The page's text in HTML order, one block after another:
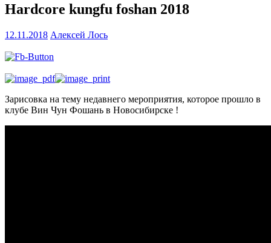
Hardcore kungfu foshan 2018
12.11.2018 Алексей Лось
Зарисовка на тему недавнего мероприятия, которое прошло в
клубе Вин Чун Фошань в Новосибирске !